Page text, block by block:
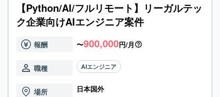
【Python/AI/フルリモート】リーガルテッ
ク企業向けAIエンジニア案件
報酬 〜900,000円/月
職種 AIエンジニア
場所 日本国外